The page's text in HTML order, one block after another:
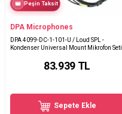
Peşin Taksit
DPA Microphones
DPA 4099-DC-1-101-U / Loud SPL -
Kondenser Universal Mount Mikrofon Seti
83.939TL
Sepete Ekle